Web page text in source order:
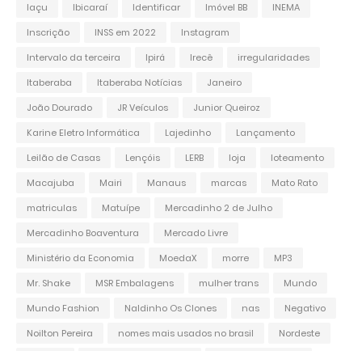
Iaçu
Ibicaraí Identificar Imóvel BB
INEMA
Inscrição
INSS em 2022
Instagram
Intervalo da terceira
Ipirá Irecê
irregularidades
Itaberaba
Itaberaba Notícias
Janeiro
João Dourado
JR Veículos
Junior Queiroz
Karine Eletro Informática
Lajedinho
Lançamento
Leilão de Casas
Lençóis LERB loja
loteamento
Macajuba
Mairi Manaus marcas
Mato Rato
matriculas
Matuípe
Mercadinho 2 de Julho
Mercadinho Boaventura
Mercado Livre
Ministério da Economia
MoedaX morre
MP3
Mr. Shake
MSR Embalagens mulher trans
Mundo
Mundo Fashion
Naldinho Os Clones nas
Negativo
Noilton Pereira
nomes mais usados no brasil
Nordeste